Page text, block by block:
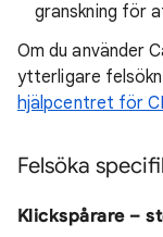
granskning för
Om du använder
ytterligare
hjälpcentret för
Felsöka
Klickspårare –